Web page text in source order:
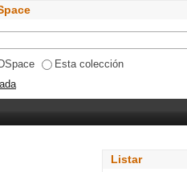
Esta colección
Listar